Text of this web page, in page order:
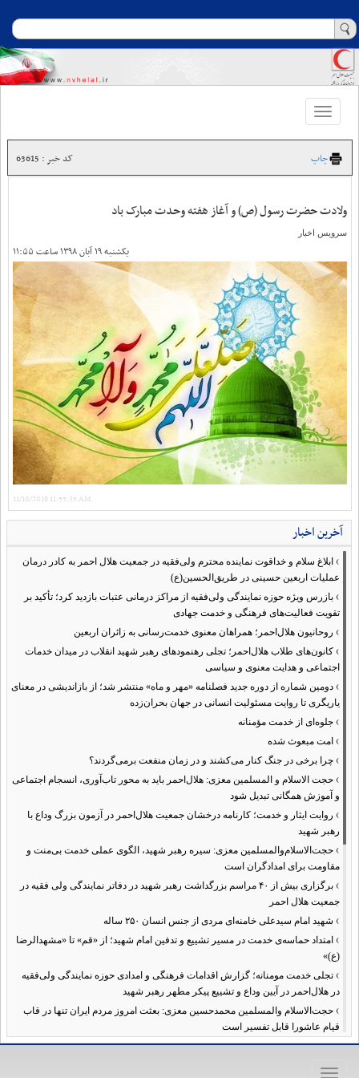
Toggle
navigation
چاپ کد خبر : 63615
ولادت حضرت رسول (ص) و آغاز هفته وحدت مبارک باد
سرویس اخبار
یکشنبه ۱۹ آبان ۱۳۹۸ ساعت ۱۱:۵۵
11/10/2019 11:55:35 AM
آخرین اخبار
› ابلاغ سلام و خداقوت نماینده محترم ولی‌فقیه در جمعیت هلال احمر به کادر درمان
عملیات اربعین حسینی در طریق‌الحسین(ع)
› بازرس ویژه حوزه نمایندگی ولی‌فقیه از مراکز درمانی عتبات بازدید کرد؛ تأکید بر
تقویت فعالیت‌های فرهنگی و خدمت جهادی
› روحانیون هلال‌احمر؛ همراهان معنوی خدمت‌رسانی به زائران اربعین
› کانون‌های طلاب هلال‌احمر؛ تجلی رهنمودهای رهبر شهید انقلاب در میدان خدمات
اجتماعی و هدایت معنوی و سیاسی
› دومین شماره از دوره جدید فصلنامه «مهر و ماه» منتشر شد؛ از بازاندیشی در معنای
یاریگری تا روایت مسئولیت انسانی در جهان بحران‌زده
› جلوه‌ای از خدمت مؤمنانه
› امت مبعوث شده
› چرا برخی در جنگ کنار می‌کشند و در زمان منفعت برمی‌گردند؟
› حجت الاسلام و المسلمین معزی: هلال‌احمر باید به محور تاب‌آوری، انسجام اجتماعی
و آموزش همگانی تبدیل شود
› روایت ایثار و خدمت؛ کارنامه درخشان جمعیت هلال‌احمر در آزمون بزرگ وداع با
رهبر شهید
› حجت‌الاسلام‌والمسلمین معزی: سیره رهبر شهید، الگوی عملی خدمت بی‌منت و
مقاومت برای امدادگران است
›
برگزاری بیش از ۴۰ مراسم بزرگداشت رهبر شهید در دفاتر نمایندگی ولی فقیه در
جمعیت هلال احمر
› شهید امام سیدعلی خامنه‌ای مردی از جنس انسان ۲۵۰ ساله
› امتداد حماسه‌ی خدمت در مسیر تشییع و تدفین امام شهید؛ از «قم» تا «مشهدالرضا
(ع)»
› تجلی خدمت مومنانه؛ گزارش اقدامات فرهنگی و امدادی حوزه نمایندگی ولی‌فقیه
در هلال‌احمر در آیین وداع و تشییع پیکر مطهر رهبر شهید
› حجت‌الاسلام والمسلمین محمدحسین معزی: بعثت امروز مردم ایران تنها در قاب
قیام عاشورا قابل تفسیر است
›آمادگی همه‌جانبه معاونت فرهنگی حوزه نمایندگی ولی‌فقیه هلال‌احمر برای
Toggle